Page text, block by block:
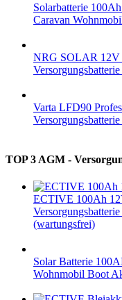
Solarbatterie
Caravan
NRG SOLAR 12V
Varta LFD90
TOP 3 AGM -
ECTIVE 100Ah
(wartungsfrei)
Solar Batterie
Wohnmobil Boot